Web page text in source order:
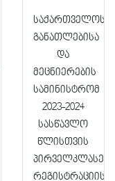
საქართველოს
განათლებისა
და
მეცნიერების
სამინისტრომ
2023-2024
სასწავლო
წლისთვის